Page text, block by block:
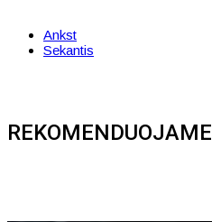
Ankst
Sekantis
REKOMENDUOJAME